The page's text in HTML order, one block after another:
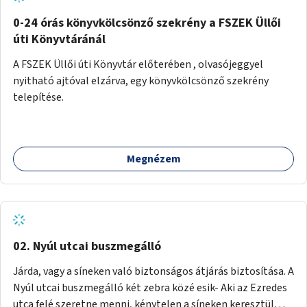
fenntartásához, évi 14-16 millió Ft-tal. A program hosszú
távú fenntarthatósága úgy lenne megvalósítható. hogy
részben "Támogató szolgálat" normatív támogatásából,
részben pedig a jelen pályázat által biztosított összegből.
A programban 8-10 szakember (gyógypedagógus,
pszichológus) működne közre. Fontos cél lenne, hogy
0-24 órás könyvkölcsönző szekrény a FSZEK Üllői
úti Könyvtáránál
A FSZEK Üllői úti Könyvtár előterében , olvasójeggyel
nyitható ajtóval elzárva, egy könyvkölcsönző szekrény
telepítése.
Megnézem
02. Nyúl utcai buszmegálló
Járda, vagy a síneken való biztonságos átjárás biztosítása. A
Nyúl utcai buszmegálló két zebra közé esik- Aki az Ezredes